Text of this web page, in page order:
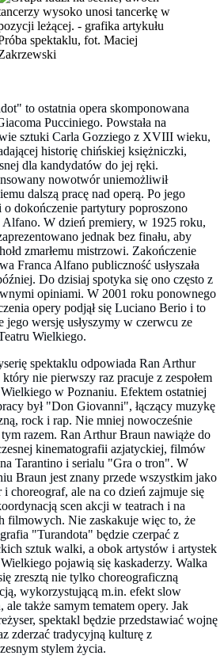
spektaklu, fot. Maciej
to ostatnia opera skomponowana
Pucciniego. Powstała na
sztuki Carla Gozziego z XVIII wieku,
historię chińskiej księżniczki,
dla kandydatów do jej ręki.
nowotwór uniemożliwił
dalszą pracę nad operą. Po jego
o dokończenie partytury poproszono
Alfano. W dzień premiery, w 1925 roku,
jednak bez finału, aby
zmarłemu mistrzowi. Zakończenie
Franca Alfano publiczność usłyszała
Do dzisiaj spotyka się ono często z
opiniami. W 2001 roku ponownego
opery podjął się Luciano Berio i to
jego wersję usłyszymy w czerwcu ze
Wielkiego.
spektaklu odpowiada Ran Arthur
nie pierwszy raz pracuje z zespołem
w Poznaniu. Efektem ostatniej
był "Don Giovanni", łączący muzykę
rock i rap. Nie mniej nowocześnie
razem. Ran Arthur Braun nawiąże do
kinematografii azjatyckiej, filmów
Tarantino i serialu "Gra o tron". W
Braun jest znany przede wszystkim jako
i choreograf, ale na co dzień zajmuje się
scen akcji w teatrach i na
filmowych. Nie zaskakuje więc to, że
"Turandota" będzie czerpać z
sztuk walki, a obok artystów i artystek
pojawią się kaskaderzy. Walka
zresztą nie tylko choreograficzną
wykorzystującą m.in. efekt slow
ale także samym tematem opery. Jak
spektakl będzie przedstawiać wojnę
zderzać tradycyjną kulturę z
stylem życia.